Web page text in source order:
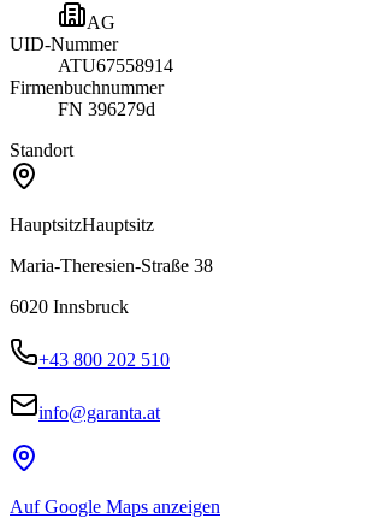
AG
UID-Nummer
ATU67558914
Firmenbuchnummer
FN 396279d
Standort
HauptsitzHauptsitz
Maria-Theresien-Straße 38
6020 Innsbruck
+43 800 202 510
info@garanta.at
Auf Google Maps anzeigen